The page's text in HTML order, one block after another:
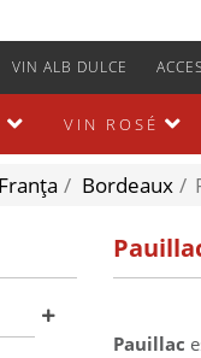
VIN ALB DULCE
VIN ROSÉ
Franţa / Bordeaux /
Pauillac